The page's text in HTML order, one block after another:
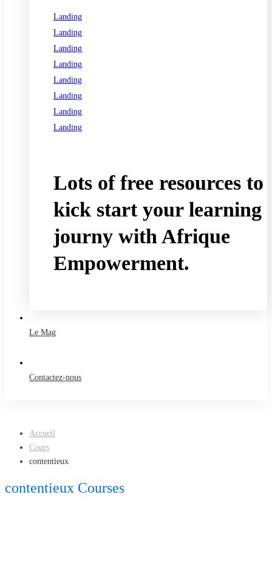
Landing
Landing
Landing
Landing
Landing
Landing
Landing
Landing
Lots of free resources to
kick start your learning
journy with Afrique
Empowerment.
Le Mag
Contactez-nous
Accueil
Cours
contentieux
contentieux Courses